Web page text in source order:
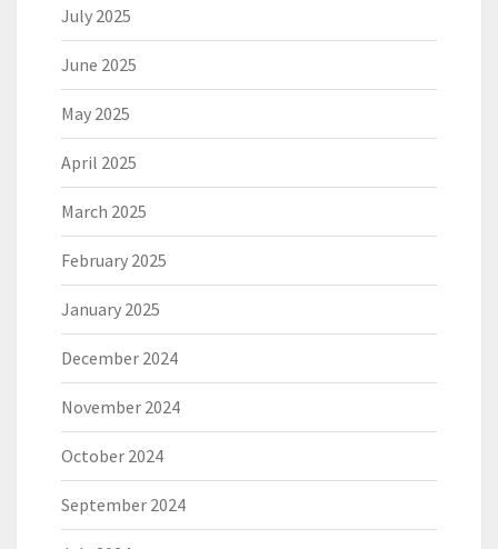
July 2025
June 2025
May 2025
April 2025
March 2025
February 2025
January 2025
December 2024
November 2024
October 2024
September 2024